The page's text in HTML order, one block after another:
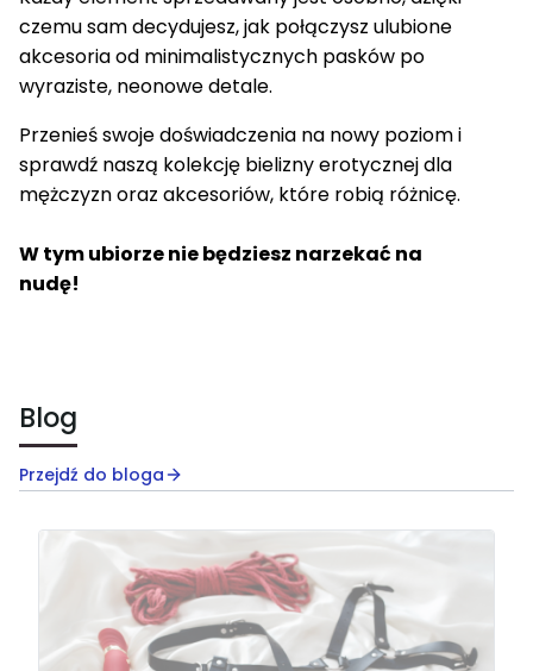
czemu sam decydujesz, jak połączysz ulubione
akcesoria od minimalistycznych pasków po
wyraziste, neonowe detale.
Przenieś swoje doświadczenia na nowy poziom i
sprawdź naszą kolekcję bielizny erotycznej dla
mężczyzn oraz akcesoriów, które robią różnicę.
W tym ubiorze nie będziesz narzekać na
nudę!
Blog
Przejdź do bloga